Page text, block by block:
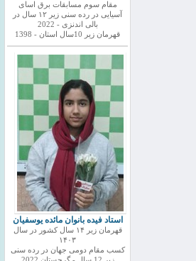
مقام سوم مسابقات برق اسای
آسیایی در رده سنی زیر ۱۲ سال در
بالی اندنزی - 2022
قهرمان زیر 10سال استان - 1398
استاد فیده بانوان مائده یوسفیان
قهرمان زیر ۱۴ سال کشور در سال
۱۴۰۳
کسب مقام دومی جهان در رده سنی